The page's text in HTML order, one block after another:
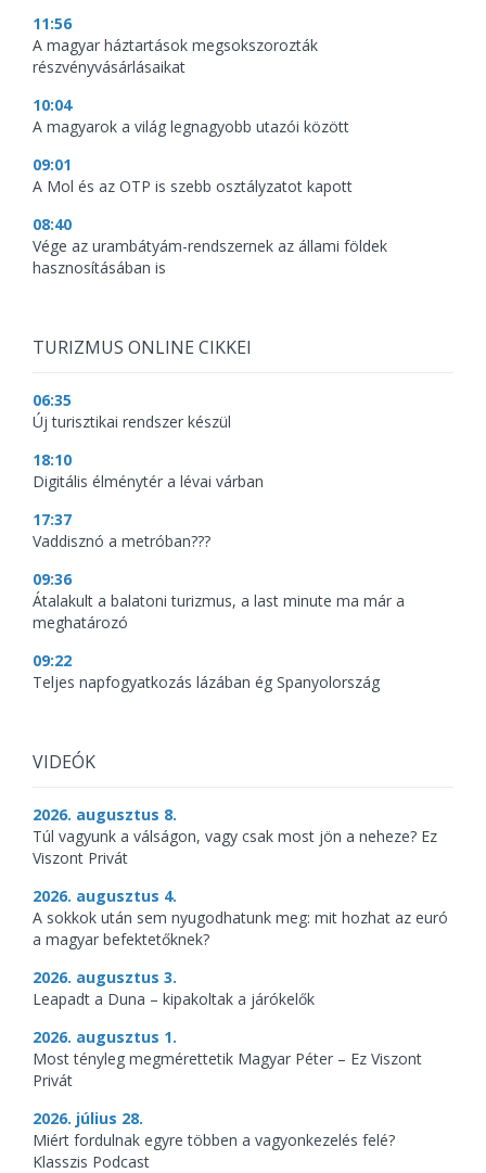
11:56
A magyar háztartások megsokszorozták
részvényvásárlásaikat
10:04
A magyarok a világ legnagyobb utazói között
09:01
A Mol és az OTP is szebb osztályzatot kapott
08:40
Vége az urambátyám-rendszernek az állami földek
hasznosításában is
TURIZMUS ONLINE CIKKEI
06:35
Új turisztikai rendszer készül
18:10
Digitális élménytér a lévai várban
17:37
Vaddisznó a metróban???
09:36
Átalakult a balatoni turizmus, a last minute ma már a
meghatározó
09:22
Teljes napfogyatkozás lázában ég Spanyolország
VIDEÓK
2026. augusztus 8.
Túl vagyunk a válságon, vagy csak most jön a neheze? Ez
Viszont Privát
2026. augusztus 4.
A sokkok után sem nyugodhatunk meg: mit hozhat az euró
a magyar befektetőknek?
2026. augusztus 3.
Leapadt a Duna – kipakoltak a járókelők
2026. augusztus 1.
Most tényleg megmérettetik Magyar Péter – Ez Viszont
Privát
2026. július 28.
Miért fordulnak egyre többen a vagyonkezelés felé?
Klasszis Podcast